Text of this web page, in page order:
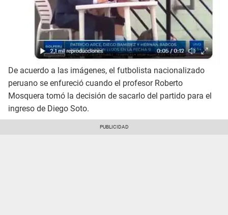
De acuerdo a las imágenes, el futbolista nacionalizado
peruano se enfureció cuando el profesor Roberto
Mosquera tomó la decisión de sacarlo del partido para el
ingreso de Diego Soto.